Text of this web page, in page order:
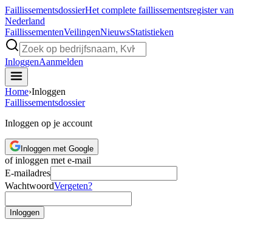
FaillissementsdossierHet complete faillissementsregister van
Nederland
FaillissementenVeilingenNieuwsStatistieken
InloggenAanmelden
Home›Inloggen
Faillissementsdossier
Inloggen op je account
Inloggen met Google
of inloggen met e-mail
E-mailadres
WachtwoordVergeten?
Inloggen